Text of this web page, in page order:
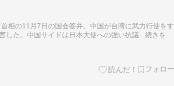
相の11月7日の国会答弁。中国が台湾に武力行使をす
た。中国サイドは日本大使への強い抗議...続きを読